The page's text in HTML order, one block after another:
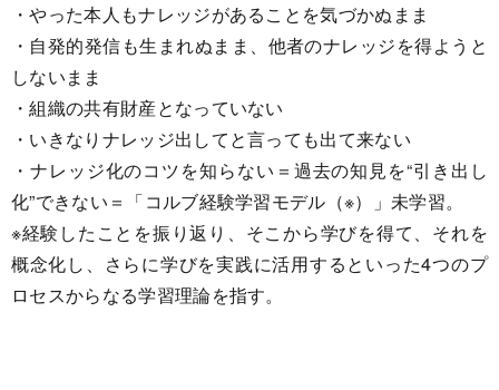
・やった本人もナレッジがあることを気づかぬまま
・自発的発信も生まれぬまま、他者のナレッジを得ようと
しないまま
・組織の共有財産となっていない
・いきなりナレッジ出してと言っても出て来ない
・ナレッジ化のコツを知らない＝過去の知見を“引き出し
化”できない＝「コルブ経験学習モデル（※）」未学習。
※経験したことを振り返り、そこから学びを得て、それを
概念化し、さらに学びを実践に活用するといった4つのプ
ロセスからなる学習理論を指す。